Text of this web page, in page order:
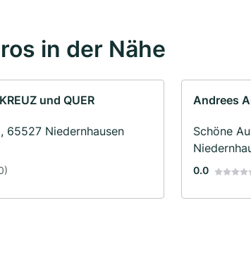
in der Nähe
und QUER
65527 Niedernhausen
Andrees
Schöne
0.0